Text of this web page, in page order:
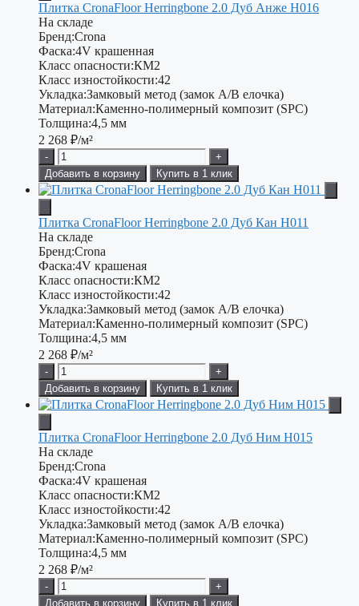
Плитка CronaFloor Herringbone 2.0 Дуб Анже H016
На складе
Бренд:Crona
Фаска:4V крашенная
Класс опасности:КМ2
Класс изностойкости:42
Укладка:Замковый метод (замок А/В елочка)
Материал:Каменно-полимерный композит (SPC)
Толщина:4,5 мм
2 268 ₽/м²
-
+
Добавить в корзину
Купить в 1 клик
Плитка CronaFloor Herringbone 2.0 Дуб Кан H011
На складе
Бренд:Crona
Фаска:4V крашеная
Класс опасности:КМ2
Класс изностойкости:42
Укладка:Замковый метод (замок A/B елочка)
Материал:Каменно-полимерный композит (SPC)
Толщина:4,5 мм
2 268 ₽/м²
-
+
Добавить в корзину
Купить в 1 клик
Плитка CronaFloor Herringbone 2.0 Дуб Ним H015
На складе
Бренд:Crona
Фаска:4V крашеная
Класс опасности:КМ2
Класс изностойкости:42
Укладка:Замковый метод (замок A/B елочка)
Материал:Каменно-полимерный композит (SPC)
Толщина:4,5 мм
2 268 ₽/м²
-
+
Добавить в корзину
Купить в 1 клик